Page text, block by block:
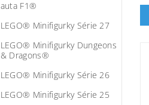
auta F1®
LEGO® Minifigurky Série 27
LEGO® Minifigurky Dungeons
& Dragons®
LEGO® Minifigurky Série 26
LEGO® Minifigurky Série 25